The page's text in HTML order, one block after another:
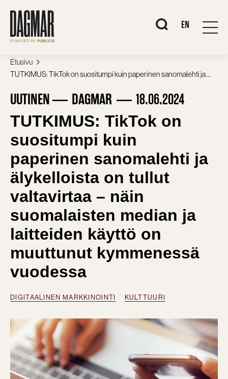
sisältöön
When EN
Etusivu
TUTKIMUS: TikTok on suositumpi kuin paperinen sanomalehti ja älykelloista on tullut valtavirtaa – näin suomalaisten median ja laitteiden käyttö on muuttunut kymmenessä vuodessa
UUTINEN DAGMAR 18.06.2024
TUTKIMUS: TikTok on
suositumpi kuin
paperinen sanomalehti ja
älykelloista on tullut
valtavirtaa – näin
suomalaisten median ja
laitteiden käyttö on
muuttunut kymmenessä
vuodessa
DIGITAALINEN MARKKINOINTI KULTTUURI